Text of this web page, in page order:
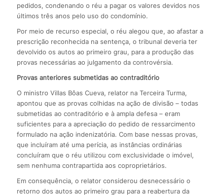
pedidos, condenando o réu a pagar os valores devidos nos
últimos três anos pelo uso do condomínio.
Por meio de recurso especial, o réu alegou que, ao afastar a
prescrição reconhecida na sentença, o tribunal deveria ter
devolvido os autos ao primeiro grau, para a produção das
provas necessárias ao julgamento da controvérsia.
Provas anteriores submetidas ao contraditório
O ministro Villas Bôas Cueva, relator na Terceira Turma,
apontou que as provas colhidas na ação de divisão – todas
submetidas ao contraditório e à ampla defesa – eram
suficientes para a apreciação do pedido de ressarcimento
formulado na ação indenizatória. Com base nessas provas,
que incluíram até uma perícia, as instâncias ordinárias
concluíram que o réu utilizou com exclusividade o imóvel,
sem nenhuma contrapartida aos coproprietários.
Em consequência, o relator considerou desnecessário o
retorno dos autos ao primeiro grau para a reabertura da